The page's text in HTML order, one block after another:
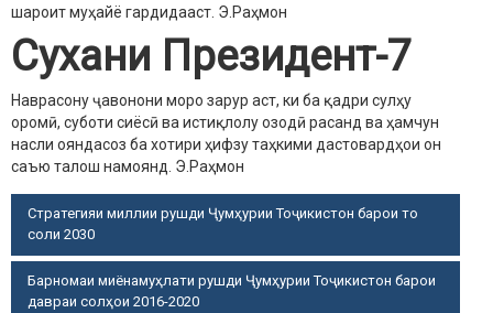
шароит муҳайё гардидааст. Э.Раҳмон
Сухани Президент-7
Наврасону ҷавонони моро зарур аст, ки ба қадри сулҳу
оромӣ, суботи сиёсӣ ва истиқлолу озодӣ расанд ва ҳамчун
насли ояндасоз ба хотири ҳифзу таҳкими дастовардҳои он
саъю талош намоянд. Э.Раҳмон
Стратегияи миллии рушди Ҷумҳурии Тоҷикистон барои то
соли 2030
Барномаи миёнамуҳлати рушди Ҷумҳурии Тоҷикистон барои
давраи солҳои 2016-2020